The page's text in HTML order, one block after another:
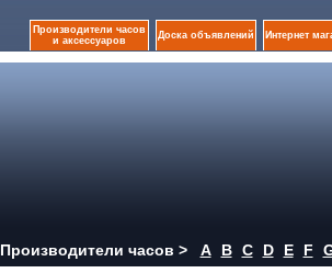
Производители часов
и аксессуаров
Доска объявлений Интернет
Производители часов > A B C D E F